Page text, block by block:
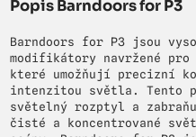
Popis Barndoors for P3
Barndoors for P3 jsou
modifikátory navržené pro
které umožňují precizní
intenzitou světla. Tento
světelný rozptyl a
čisté a koncentrované